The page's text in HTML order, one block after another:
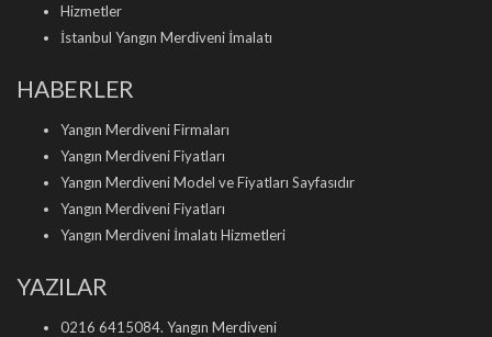
Hizmetler
İstanbul Yangın Merdiveni İmalatı
HABERLER
Yangın Merdiveni Firmaları
Yangın Merdiveni Fiyatları
Yangın Merdiveni Model ve Fiyatları Sayfasıdır
Yangın Merdiveni Fiyatları
Yangın Merdiveni İmalatı Hizmetleri
YAZILAR
0216 6415084. Yangın Merdiveni